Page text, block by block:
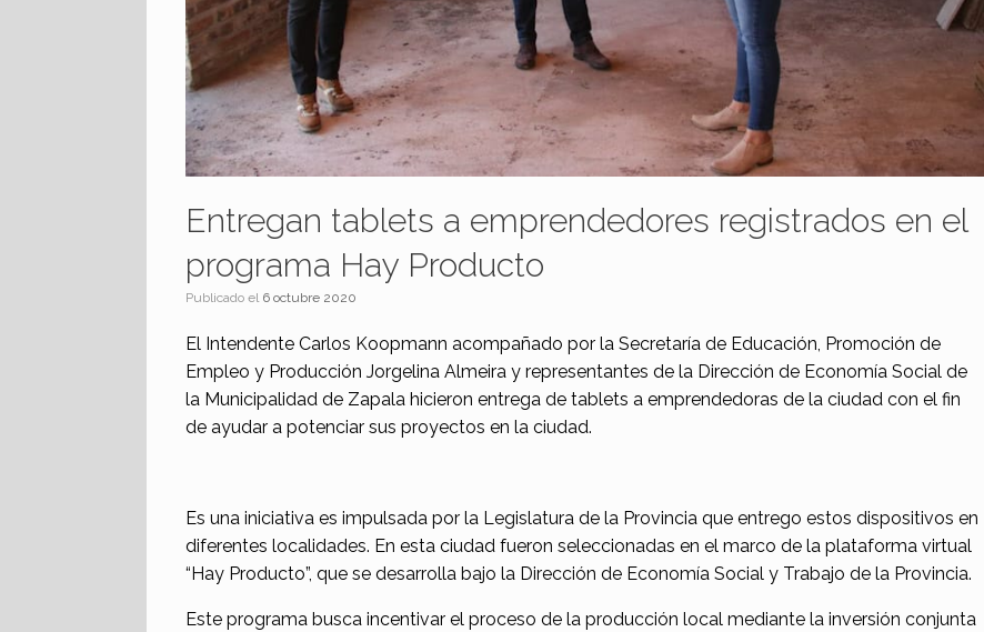
Entregan tablets a emprendedores registrados en el
programa Hay Producto
Publicado el 6 octubre 2020
El Intendente Carlos Koopmann acompañado por la Secretaría de Educación, Promoción de
Empleo y Producción Jorgelina Almeira y representantes de la Dirección de Economía Social de
la Municipalidad de Zapala hicieron entrega de tablets a emprendedoras de la ciudad con el fin
de ayudar a potenciar sus proyectos en la ciudad.
Es una iniciativa es impulsada por la Legislatura de la Provincia que entrego estos dispositivos en
diferentes localidades. En esta ciudad fueron seleccionadas en el marco de la plataforma virtual
“Hay Producto”, que se desarrolla bajo la Dirección de Economía Social y Trabajo de la Provincia.
Este programa busca incentivar el proceso de la producción local mediante la inversión conjunta